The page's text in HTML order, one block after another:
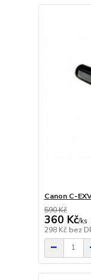
Canon C-
590 Kč
360 Kč/ks
298 Kč bez